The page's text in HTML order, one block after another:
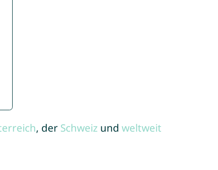
, der Schweiz und weltweit